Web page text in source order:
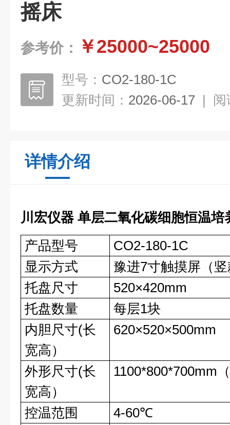
摇床
参考价： ￥25000~25000
型号： CO2-180-1C
更新时间： 2026-06-17 | 阅
详情介绍
川宏仪器 单层二氧化碳细胞恒温培
产品型号
CO2-180-1C
显示方式
豫进7寸触摸屏（
托盘尺寸
520×420mm
托盘数量
每层1块
内胆尺寸(长
宽高）
620×520×500mm
外形尺寸(长
宽高）
1100*800*700mm
控温范围
4-60℃